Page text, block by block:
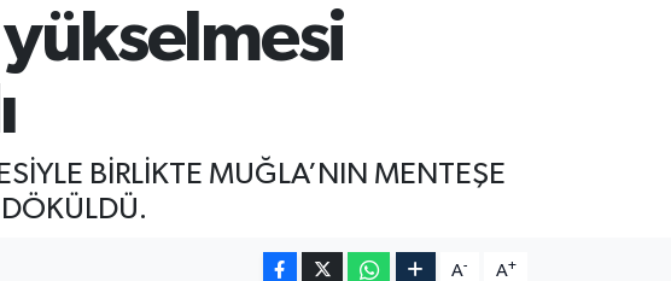
yükselmesi
BİRLİKTE MUĞLA’NIN MENTEŞE
DÖKÜLDÜ.
A- A+